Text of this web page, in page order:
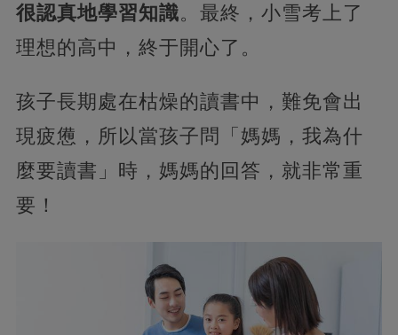
很認真地學習知識。最終，小雪考上了
理想的高中，終于開心了。
孩子長期處在枯燥的讀書中，難免會出
現疲憊，所以當孩子問「媽媽，我為什
麼要讀書」時，媽媽的回答，就非常重
要！